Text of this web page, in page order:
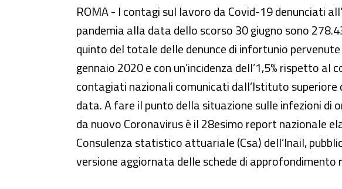
Nel primo semestre di quest’anno
ROMA - I contagi sul lavoro da Covid-19 denunciati
pandemia alla data dello scorso 30 giugno sono
quinto del totale delle denunce di infortunio
gennaio 2020 e con un’incidenza dell’1,5% rispetto al
contagiati nazionali comunicati dall’Istituto
data. A fare il punto della situazione sulle infezioni di
da nuovo Coronavirus è il 28esimo report nazionale
Consulenza statistico attuariale (Csa) dell’Inail,
versione aggiornata delle schede di approfondimento